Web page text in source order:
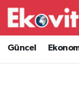
Güncel
Güncel
Ekonomi
Hava
Trafik